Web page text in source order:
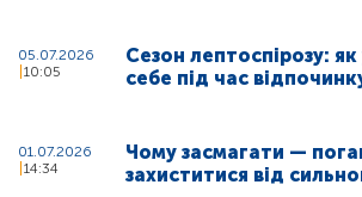
05.07.2026
10:05
Сезон лептоспірозу:
себе під час
01.07.2026
14:34
Чому засмагати —
захиститися від